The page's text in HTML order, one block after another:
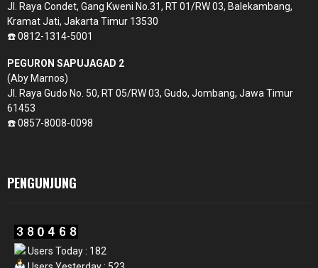
Jl. Raya Condet, Gang Kweni No.31, RT 01/RW 03, Balekambang,
Kramat Jati, Jakarta Timur 13530
☎️ 0812-1314-5001
PEGURON SAPUJAGAD 2
(Aby Marnos)
Jl. Raya Gudo No. 50, RT 05/RW 03, Gudo, Jombang, Jawa Timur
61453
☎️ 0857-8008-0098
PENGUNJUNG
Users Today : 182